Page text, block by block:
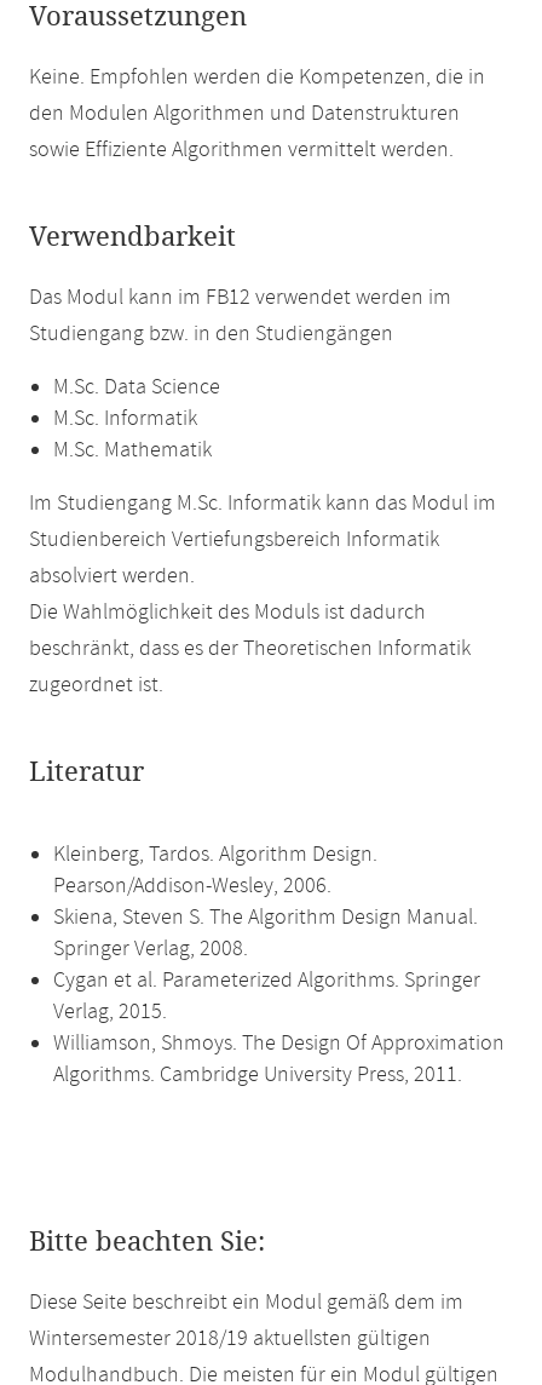
Voraussetzungen
Keine. Empfohlen werden die Kompetenzen, die in
den Modulen Algorithmen und Datenstrukturen
sowie Effiziente Algorithmen vermittelt werden.
Verwendbarkeit
Das Modul kann im FB12 verwendet werden im
Studiengang bzw. in den Studiengängen
M.Sc. Data Science
M.Sc. Informatik
M.Sc. Mathematik
Im Studiengang M.Sc. Informatik kann das Modul im
Studienbereich Vertiefungsbereich Informatik
absolviert werden.
Die Wahlmöglichkeit des Moduls ist dadurch
beschränkt, dass es der Theoretischen Informatik
zugeordnet ist.
Literatur
Kleinberg, Tardos. Algorithm Design.
Pearson/Addison-Wesley, 2006.
Skiena, Steven S. The Algorithm Design Manual.
Springer Verlag, 2008.
Cygan et al. Parameterized Algorithms. Springer
Verlag, 2015.
Williamson, Shmoys. The Design Of Approximation
Algorithms. Cambridge University Press, 2011.
Bitte beachten Sie:
Diese Seite beschreibt ein Modul gemäß dem im
Wintersemester 2018/19 aktuellsten gültigen
Modulhandbuch. Die meisten für ein Modul gültigen